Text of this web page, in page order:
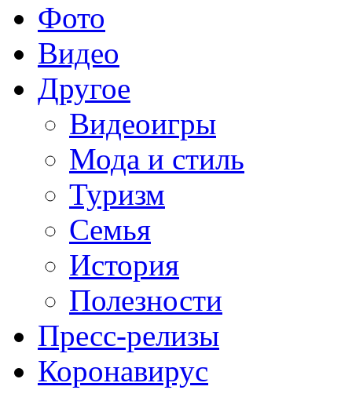
Фото
Видео
Другое
Видеоигры
Мода и стиль
Туризм
Семья
История
Полезности
Пресс-релизы
Коронавирус